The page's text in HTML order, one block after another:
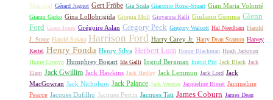
Marchal Gérard Jugnot Gert Fröbe Gia Scala Giacomo Rossi-Stuart Gian Maria Volonté
Gianni Garko Gina Lollobrigida Giorgia Moll Giovanna Ralli Giuliano Gemma Glenn
Ford Grace Jones Grégoire Aslan Gregory Peck Gregory Walcott Hal Needham Harold
J. Stone Harold Sakata Harrison Ford Harry Carey Jr. Harry Dean Stanton Harvey
Keitel Henry Fonda Henry Silva Herbert Lom Honor Blackman Hugh Jackman
Hume Cronyn Humphrey Bogart Ida Galli Ingrid Bergman Ingrid Pitt Jack Black Jack
Elam Jack Gwillim Jack Hawkins Jack Hedley Jack Lemmon Jack Lord Jack
MacGowran Jack Nicholson Jack Palance Jack Weston Jacqueline Bisset Jacqueline
Pearce Jacques Dufilho Jacques Perrin Jacques Tati James Coburn James Dean